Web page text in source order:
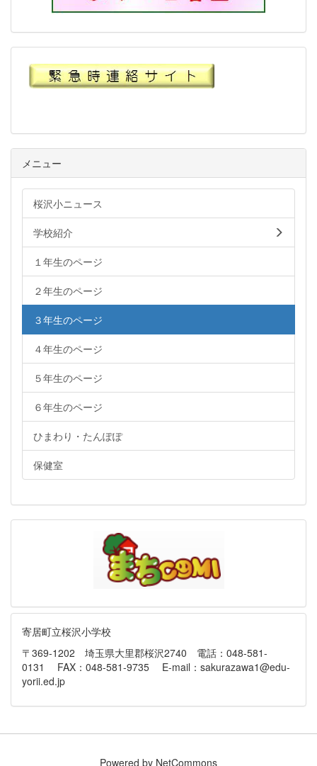
メニュー
桜沢小ニュース
学校紹介
１年生のページ
２年生のページ
３年生のページ
４年生のページ
５年生のページ
６年生のページ
ひまわり・たんぽぽ
保健室
寄居町立桜沢小学校
〒369-1202 埼玉県大里郡桜沢2740 電話：048-581-
0131 FAX：048-581-9735 E-mail：sakurazawa1@edu-
yorii.ed.jp
Powered by NetCommons